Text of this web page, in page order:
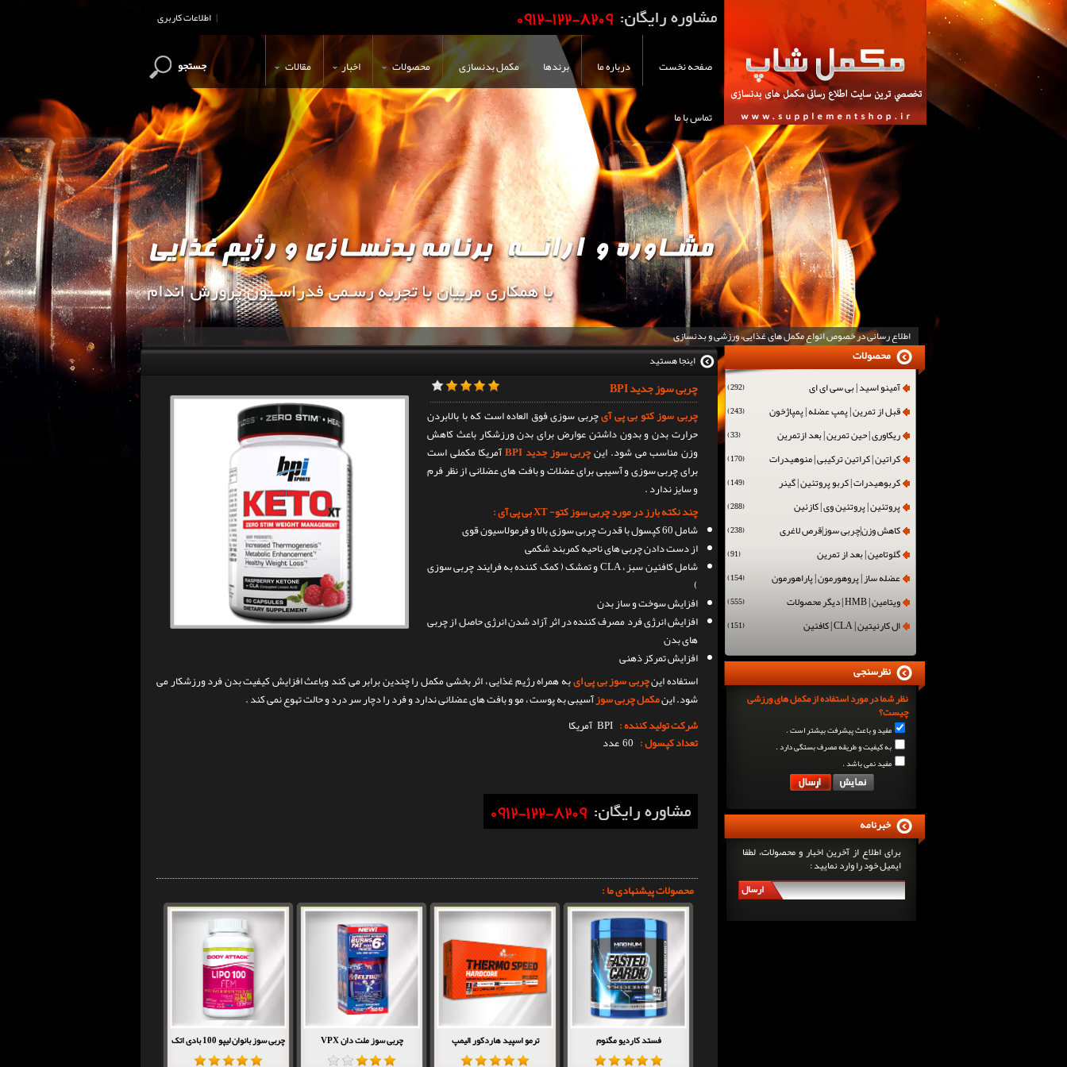
اطلاعات کاربری |
صفحه نخست درباره ما برندها مکمل بدنسازی محصولات اخبار مقالات
تماس با ما
جستجو
اطلاع رسانی در خصوص انواع مکمل های غذایی، ورزشی و بدنسازی
این وب سایت جهت اطلاع رسانی و
اینجا هستید
چربی سوز جدید BPI
چربی سوز کتو بی پی آیچربی سوزی فوق العاده است که با بالابردن
حرارت بدن و بدون داشتن عوارض برای بدن ورزشکار باعث کاهش
وزن مناسب می شود. اینچربی سوز جدید BPI
آمریکا مکملی است
برای چربی سوزی و آسیبی برای عضلات و بافت های عضلانی از نظر فرم
و سایز ندارد .
چند نکته بارز در مورد چربی سوز کتو- XT بی پی آی :
شامل 60 کپسول با قدرت چربی سوزی بالا و فرمولاسیون قوی
از دست دادن چربی های ناحیه کمربند شکمی
شامل کافئین سبز ، CLA و تمشک ( کمک کننده به فرایند چربی سوزی
)
افزایش سوخت و ساز بدن
افزایش انرژی فرد مصرف کننده در اثر آزاد شدن انرژی حاصل از چربی
های بدن
افزایش تمرکز ذهنی
استفاده اینچربی سوز بی پی ایبه همراه رژیم غذایی ، اثر بخشی مکمل را چندین برابر می کند وباعث افزایش کیفیت بدن فرد ورزشکار می
شود. اینمکمل چربی سوزآسیبی به پوست ، مو و بافت های عضلانی ندارد و فرد را دچار سر درد و حالت تهوع نمی کند .
شرکت تولید کننده : BPI آمریکا
تعداد کپسول : 60 عدد
محصولات پیشنهادی ما :
فستد کاردیو مگنوم ترمو اسپید هاردکور الیمپ چربی سوز ملت دان VPX چربی سوز بانوان لیپو 100 بادی اتک
آمینو اسید | بی سی ای ای (292)
قبل از تمرین | پمپ عضله | پمپاژخون (243)
ریکاوری | حین تمرین | بعد ازتمرین (33)
کراتین | کراتین ترکیبی | منوهیدرات (170)
کربوهیدرات | کربو پروتئین | گینر (149)
پروتئین | پروتئین وی | کازئین (288)
کاهش وزن|چربی سوز|قرص لاغری (238)
گلوتامین | بعد از تمرین (91)
عضله ساز | پروهورمون | پاراهورمون (154)
ویتامین | HMB | دیگر محصولات (555)
ال کارنیتین | CLA | کافئین (151)
محصولات
نظر شما در مورد استفاده از مکمل های ورزشی
چیست؟
مفید و باعث پیشرفت بیشتر است .
به کیفیت و طریقه مصرف بستگی دارد .
مفید نمی باشد .
نظرسنجی
برای اطلاع از آخرین اخبار و محصولات، لطفا
ایمیل خود را وارد نمایید :
ارسال
خبرنامه